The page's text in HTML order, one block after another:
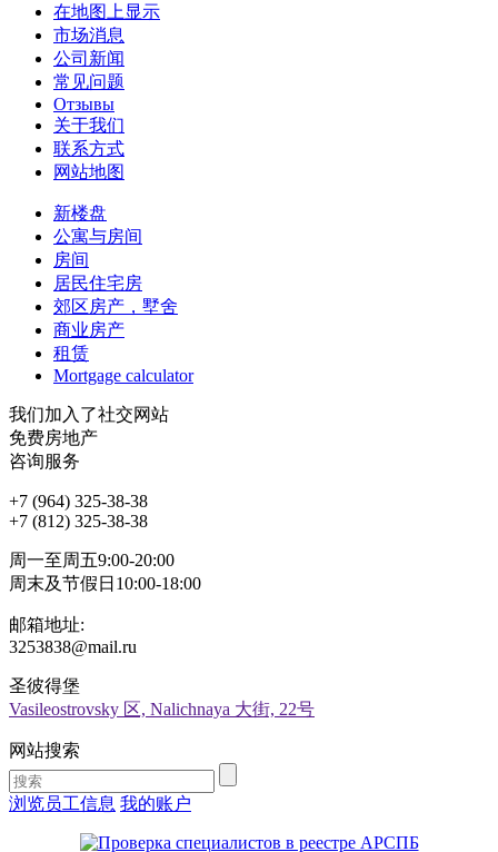
在地图上显示
市场消息
公司新闻
常见问题
Отзывы
关于我们
联系方式
网站地图
新楼盘
公寓与房间
房间
居民住宅房
郊区房产，墅舍
商业房产
租赁
Mortgage calculator
我们加入了社交网站
免费房地产
咨询服务
+7 (964) 325-38-38
+7 (812) 325-38-38
周一至周五9:00-20:00
周末及节假日10:00-18:00
邮箱地址:
3253838@mail.ru
圣彼得堡
Vasileostrovsky 区, Nalichnaya 大街, 22号
网站搜索
浏览员工信息 我的账户